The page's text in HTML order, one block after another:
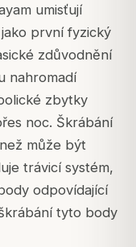
umisťují
první fyzický
zdůvodnění
nahromadí
zbytky
noc. Škrábání
může být
trávicí systém,
odpovídající
tyto body